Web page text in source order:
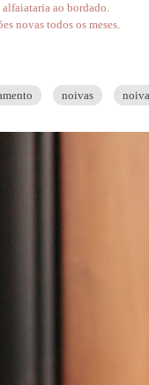
ao bordado.
novas todos os meses.
noivas